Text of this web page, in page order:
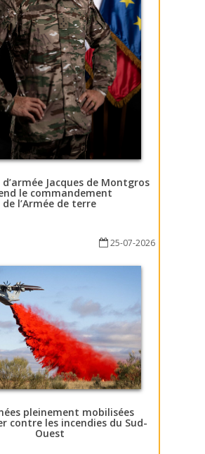
Jacques de Montgros
le commandement
de l’Armée de terre
25-07-2026
pleinement mobilisées
contre les incendies du Sud-
Ouest